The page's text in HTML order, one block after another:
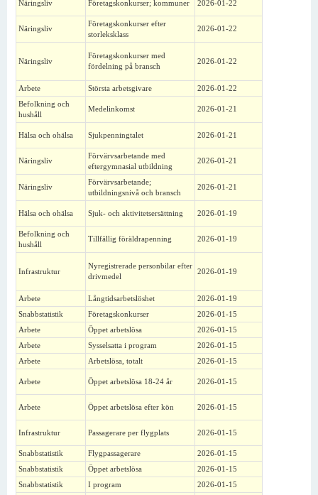
Näringsliv Företagskonkurser; kommuner 2026-01-22
Näringsliv
Företagskonkurser efter
storleksklass
2026-01-22
Näringsliv
Företagskonkurser med
fördelning på bransch
2026-01-22
Arbete Största arbetsgivare
2026-01-22
Befolkning och
hushåll
Medelinkomst 2026-01-21
Hälsa och ohälsa Sjukpenningtalet 2026-01-21
Näringsliv
Förvärvsarbetande med
eftergymnasial utbildning
2026-01-21
Näringsliv
Förvärvsarbetande;
utbildningsnivå och bransch
2026-01-21
Hälsa och ohälsa Sjuk- och aktivitetsersättning 2026-01-19
Befolkning och
hushåll
Tillfällig föräldrapenning 2026-01-19
Infrastruktur
Nyregistrerade personbilar efter
drivmedel
2026-01-19
Arbete Långtidsarbetslöshet
2026-01-19
Snabbstatistik
Företagskonkurser
2026-01-15
Arbete
Öppet arbetslösa
2026-01-15
Arbete
Sysselsatta i program
2026-01-15
Arbete
Arbetslösa, totalt 2026-01-15
Arbete Öppet arbetslösa 18-24 år 2026-01-15
Arbete Öppet arbetslösa efter kön 2026-01-15
Infrastruktur Passagerare per flygplats 2026-01-15
Snabbstatistik Flygpassagerare
2026-01-15
Snabbstatistik
Öppet arbetslösa
2026-01-15
Snabbstatistik
I program
2026-01-15